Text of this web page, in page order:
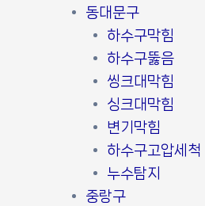
동대문구
하수구막힘
하수구뚫음
씽크대막힘
싱크대막힘
변기막힘
하수구고압세척
누수탐지
중랑구